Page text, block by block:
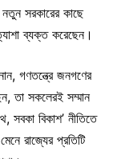
নতুন সরকারের কাছে
ব্যক্ত করেছেন।
গণতন্ত্রে জনগণের
তা সকলেরই সম্মান
সবকা বিকাশ’ নীতিতে
রাজ্যের প্রতিটি